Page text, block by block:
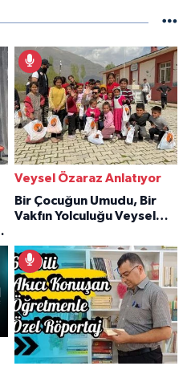
Veysel Özaraz Anlatıyor
Bir Çocuğun Umudu, Bir
Vakfın Yolculuğu Veysel